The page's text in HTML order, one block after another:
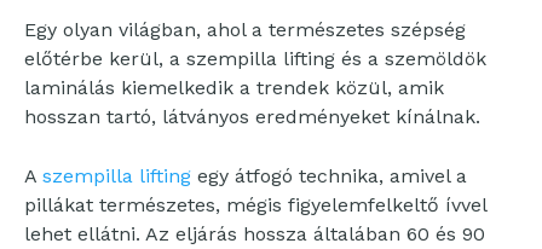
Egy olyan világban, ahol a természetes szépség
előtérbe kerül, a szempilla lifting és a szemöldök
laminálás kiemelkedik a trendek közül, amik
hosszan tartó, látványos eredményeket kínálnak.
A szempilla lifting egy átfogó technika, amivel a
pillákat természetes, mégis figyelemfelkeltő ívvel
lehet ellátni. Az eljárás hossza általában 60 és 90